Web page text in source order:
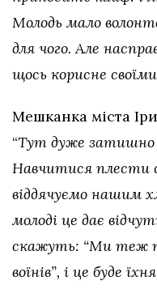
Молодь мало
для чого. Але
щось корисне
Мешканка міста
“Тут дуже затишно
Навчитися плести
віддячуємо нашим
молоді це дає
скажуть: “Ми теж
воїнів”, і це буде